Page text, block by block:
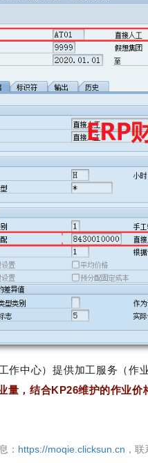
作中心）提供加工服务（作
量，结合KP26维护的作业价
： https://moqie.clicksun.cn ，联